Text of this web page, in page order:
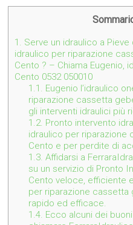
1. Serve un idraulico a
idraulico per riparazione
Cento ? – Chiama Eugenio,
Cento 0532 050010
1.1. Eugenio l’idraulico
riparazione cassetta
gli interventi idraulici più
1.2. Pronto intervento
idraulico per riparazione
Cento e per perdite di
1.3. Affidarsi a
su un servizio di Pronto
Cento veloce, efficiente
per riparazione cassetta
rapido ed efficace.
1.4. Ecco alcuni dei